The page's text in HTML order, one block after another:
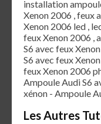
installation
Xenon 2006 , feux
Xenon 2006 led ,
feux Xenon 2006 ,
S6 avec feux
S6 avec feux
feux Xenon 2006
Ampoule Audi S6
xénon - Ampoule
Les Autres